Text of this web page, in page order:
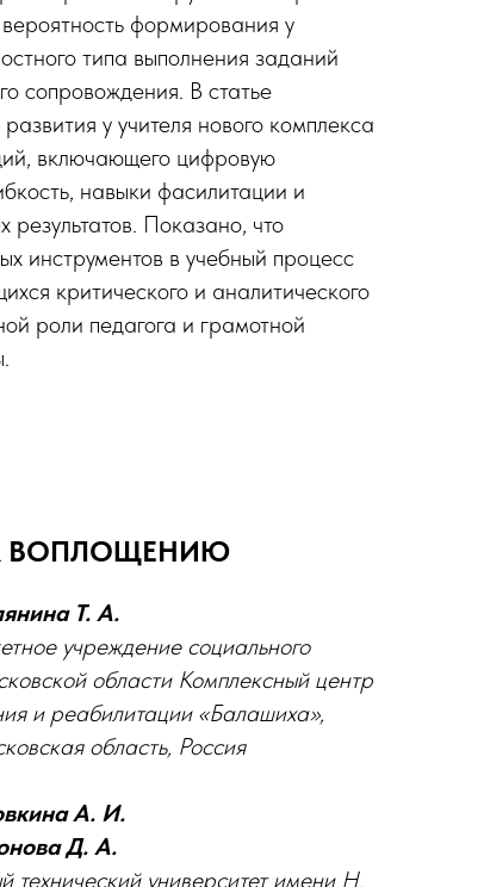
формирования у
типа выполнения заданий
сопровождения. В статье
у учителя нового комплекса
включающего цифровую
навыки фасилитации и
результатов. Показано, что
инструментов в учебный процесс
критического и аналитического
роли педагога и грамотной
ВОПЛОЩЕНИЮ
Т. А.
учреждение социального
области Комплексный центр
и реабилитации «Балашиха»,
область, Россия
А. И.
Д. А.
технический университет имени Н.